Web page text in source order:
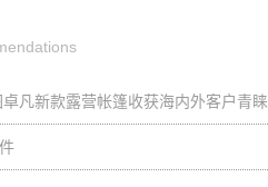
凡新款露营帐篷收获海内外客户青睐